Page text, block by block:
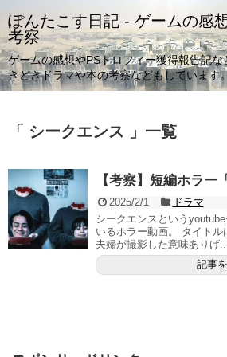
ぽんたこす日記 - ゲームの感
考察
ゲームの感想やPSトロフィー獲得報告記
きどきドラマや本の考察などもしています
「 シークエンス 」一覧
【考察】短編ホラー
2025/2/1
ドラマ
シークエンスという
いるホラー動画。 タイト
夫婦が撮影した意味ありげ...
記事